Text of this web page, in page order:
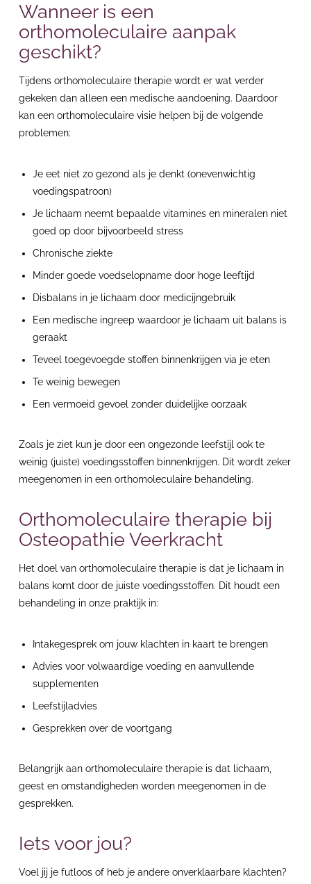
Wanneer is een
orthomoleculaire aanpak
geschikt?
Tijdens orthomoleculaire therapie wordt er wat verder
gekeken dan alleen een medische aandoening. Daardoor
kan een orthomoleculaire visie helpen bij de volgende
problemen:
Je eet niet zo gezond als je denkt (onevenwichtig
voedingspatroon)
Je lichaam neemt bepaalde vitamines en mineralen niet
goed op door bijvoorbeeld stress
Chronische ziekte
Minder goede voedselopname door hoge leeftijd
Disbalans in je lichaam door medicijngebruik
Een medische ingreep waardoor je lichaam uit balans is
geraakt
Teveel toegevoegde stoffen binnenkrijgen via je eten
Te weinig bewegen
Een vermoeid gevoel zonder duidelijke oorzaak
Zoals je ziet kun je door een ongezonde leefstijl ook te
weinig (juiste) voedingsstoffen binnenkrijgen. Dit wordt zeker
meegenomen in een orthomoleculaire behandeling.
Orthomoleculaire therapie bij
Osteopathie Veerkracht
Het doel van orthomoleculaire therapie is dat je lichaam in
balans komt door de juiste voedingsstoffen. Dit houdt een
behandeling in onze praktijk in:
Intakegesprek om jouw klachten in kaart te brengen
Advies voor volwaardige voeding en aanvullende
supplementen
Leefstijladvies
Gesprekken over de voortgang
Belangrijk aan orthomoleculaire therapie is dat lichaam,
geest en omstandigheden worden meegenomen in de
gesprekken.
Iets voor jou?
Voel jij je futloos of heb je andere onverklaarbare klachten?